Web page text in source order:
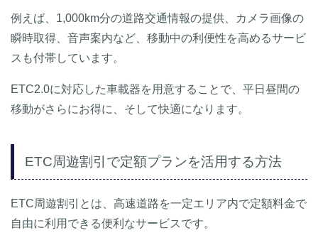
例えば、1,000km分の道路交通情報の提供、カメラ画像の
瞬時取得、音声案内など、移動中の利便性を高めるサービ
スも付帯しています。
ETC2.0に対応した車載器を用意することで、平日昼間の
移動がさらにお得に、そして快適になります。
ETC周遊割引で定額プランを活用する方法
ETC周遊割引とは、高速道路を一定エリア内で定額料金で
自由に利用できる便利なサービスです。